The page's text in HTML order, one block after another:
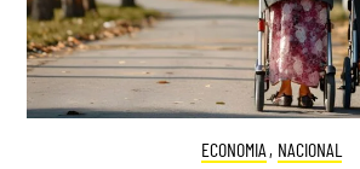
ECONOMIA , NACIONAL